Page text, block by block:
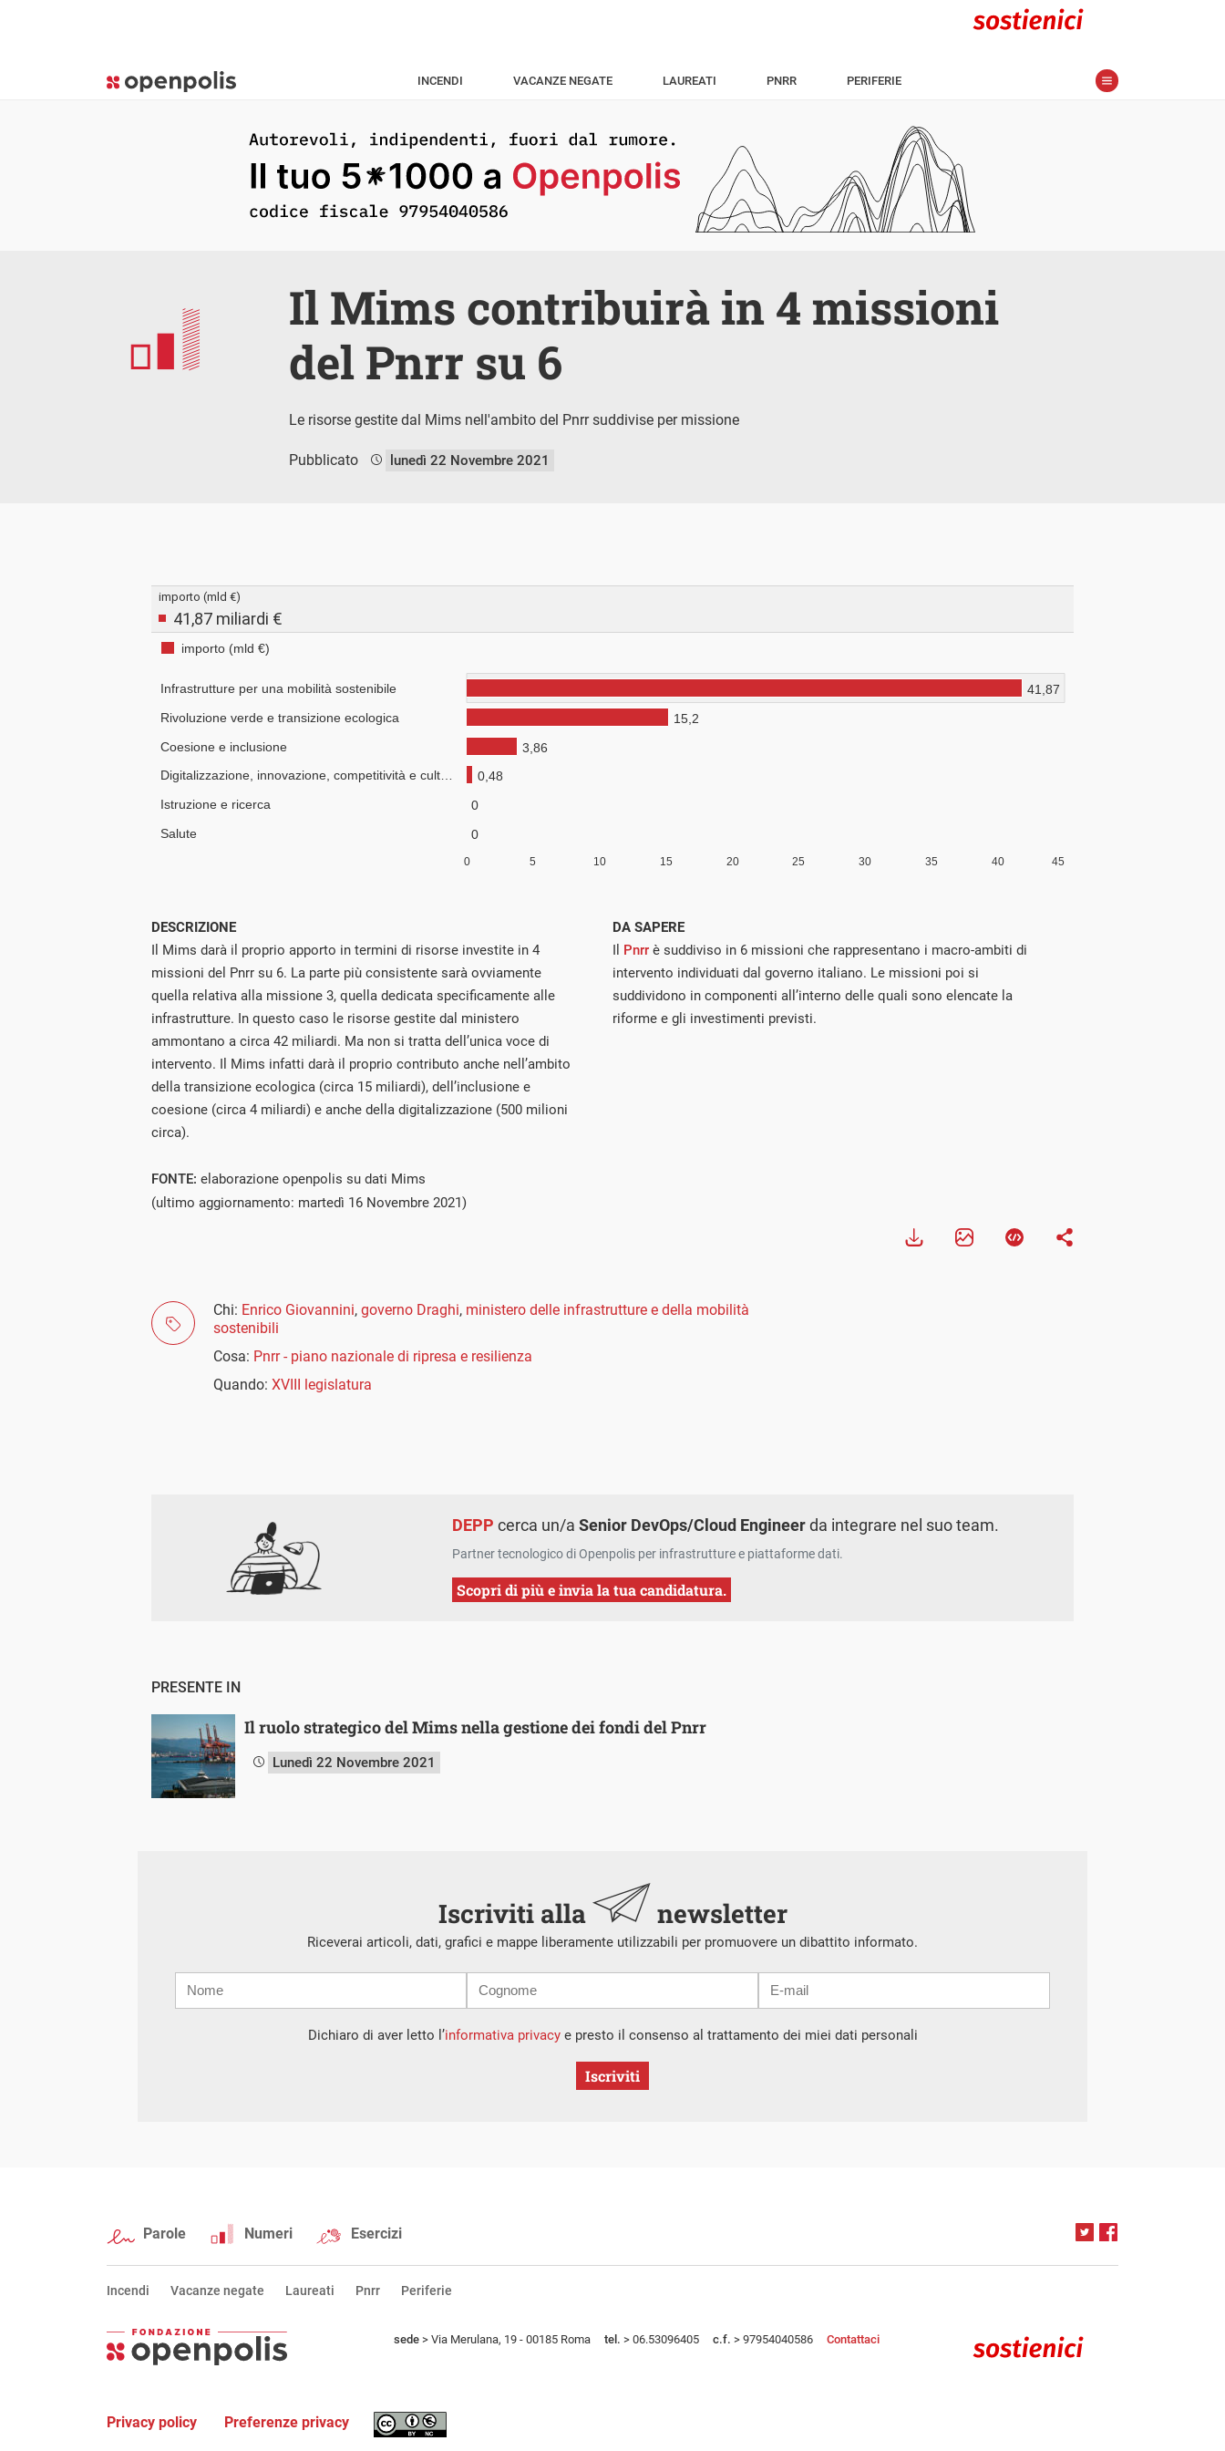
INCENDI VACANZE NEGATE LAUREATI PNRR PERIFERIE
Il Mims contribuirà in 4 missioni
del Pnrr su 6
Le risorse gestite dal Mims nell'ambito del Pnrr suddivise per missione
Pubblicato lunedì 22 Novembre 2021
DESCRIZIONE
Il Mims darà il proprio apporto in termini di risorse investite in 4
missioni del Pnrr su 6. La parte più consistente sarà ovviamente
quella relativa alla missione 3, quella dedicata specificamente alle
infrastrutture. In questo caso le risorse gestite dal ministero
ammontano a circa 42 miliardi. Ma non si tratta dell’unica voce di
intervento. Il Mims infatti darà il proprio contributo anche nell’ambito
della transizione ecologica (circa 15 miliardi), dell’inclusione e
coesione (circa 4 miliardi) e anche della digitalizzazione (500 milioni
circa).
DA SAPERE
Il Pnrr è suddiviso in 6 missioni che rappresentano i macro-ambiti di
intervento individuati dal governo italiano. Le missioni poi si
suddividono in componenti all’interno delle quali sono elencate la
riforme e gli investimenti previsti.
FONTE: elaborazione openpolis su dati Mims
(ultimo aggiornamento: martedì 16 Novembre 2021)
Chi: Enrico Giovannini, governo Draghi, ministero delle infrastrutture e della mobilità
sostenibili
Cosa: Pnrr - piano nazionale di ripresa e resilienza
Quando: XVIII legislatura
DEPP cerca un/aSenior DevOps/Cloud Engineerda integrare nel suo team.
Partner tecnologico di Openpolis per infrastrutture e piattaforme dati.
Scopri di più e invia la tua candidatura.
PRESENTE IN
Il ruolo strategico del Mims nella gestione dei fondi del Pnrr
Lunedì 22 Novembre 2021
Iscriviti alla newsletter
Riceverai articoli, dati, grafici e mappe liberamente utilizzabili per promuovere un dibattito informato.
mail
Dichiaro di aver letto l’informativa privacye presto il consenso al trattamento dei miei dati personali
Iscriviti
Parole Numeri Esercizi
Incendi Vacanze negate Laureati Pnrr Periferie
sede > Via Merulana, 19 - 00185 Roma tel. > 06.53096405 c.f. > 97954040586 Contattaci
Privacy policy Preferenze privacy